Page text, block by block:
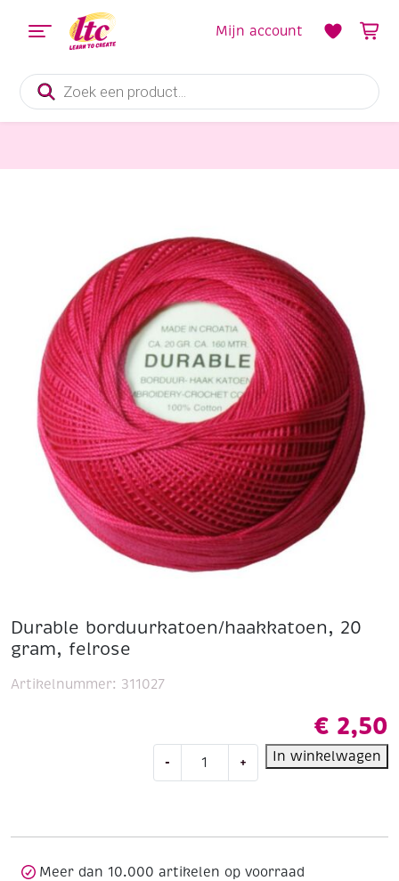
Producten
zoeken
Mijn account
Durable borduurkatoen/haakkatoen, 20
gram, felrose
€ 2,50
-
borduurkatoen/haakkatoen,
+ In winkelwagen
Artikelnummer: 311027
Meer dan 10.000 artikelen op voorraad